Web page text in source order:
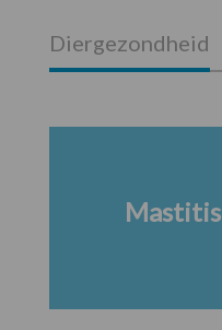
Diergezondheid
Mastitis